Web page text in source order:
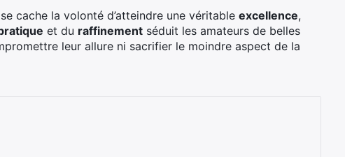
se cache la volonté d’atteindre une véritable excellence,
et du raffinement séduit les amateurs de belles
leur allure ni sacrifier le moindre aspect de la